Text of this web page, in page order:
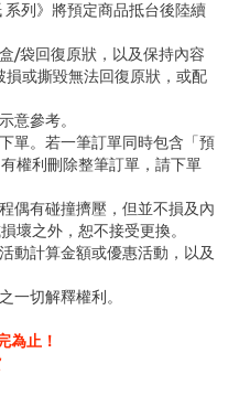
列》將預定商品抵台後陸續
/袋回復原狀，以及保持內容
或撕毀無法回復原狀，或配
意參考。
單。若一筆訂單同時包含「預
權利刪除整筆訂單，請下單
偶有碰撞擠壓，但並不損及內
壞之外，恕不接受更換。
動計算金額或優惠活動，以及
一切解釋權利。
為止！